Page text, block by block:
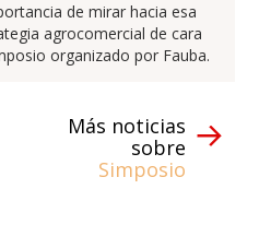
de mirar hacia esa
agrocomercial de cara
organizado por Fauba.
Más noticias
sobre
Simposio